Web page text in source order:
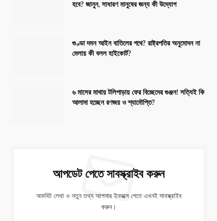
হবে? জানুন, সাধারণ মানুষের জন্য কী উদ্যোগ
গুণ্ডা দমন আইন বাতিলের পথে? রাষ্ট্রপতির অনুমোদন না
মেলায় কী বলল হাইকোর্ট?
৬ মাসের মাথায় টলিপাড়ায় ফের বিচ্ছেদের গুঞ্জন! সত্যিই কি
আলাদা হচ্ছেন রণজয় ও শ্যামৌপ্তি?
আপডেট পেতে সাবস্ক্রাইব করুন
অফবিট লেখা ও নতুন তথ্য আপনার ইনবক্সে পেতে এখনই সাবস্ক্রাইব
করুন।